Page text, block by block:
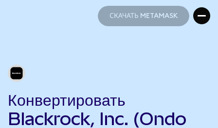
СКАЧАТЬ METAMASK
Конвертировать
Blackrock, Inc. (Ondo